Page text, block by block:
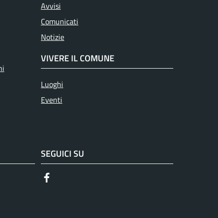
Avvisi
Comunicati
Notizie
VIVERE IL COMUNE
Luoghi
Eventi
SEGUICI SU